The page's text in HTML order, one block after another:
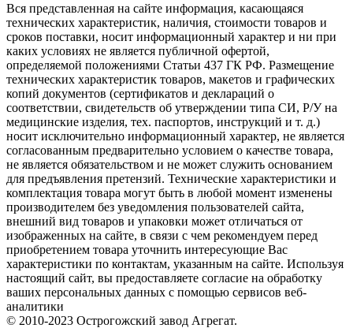
Вся представленная на сайте информация, касающаяся
технических характеристик, наличия, стоимости товаров и
сроков поставки, носит информационный характер и ни при
каких условиях не является публичной офертой,
определяемой положениями Статьи 437 ГК РФ. Размещение
технических характеристик товаров, макетов и графических
копий документов (сертификатов и деклараций о
соответствии, свидетельств об утверждении типа СИ, Р/У на
медицинские изделия, тех. паспортов, инструкций и т. д.)
носит исключительно информационный характер, не является
согласованным предварительно условием о качестве товара,
не является обязательством и не может служить основанием
для предъявления претензий. Технические характеристики и
комплектация товара могут быть в любой момент изменены
производителем без уведомления пользователей сайта,
внешний вид товаров и упаковки может отличаться от
изображенных на сайте, в связи с чем рекомендуем перед
приобретением товара уточнить интересующие Вас
характеристики по контактам, указанным на сайте. Используя
настоящий сайт, вы предоставляете согласие на обработку
ваших персональных данных с помощью сервисов веб-
аналитики
© 2010-2023 Острогожский завод Агрегат.